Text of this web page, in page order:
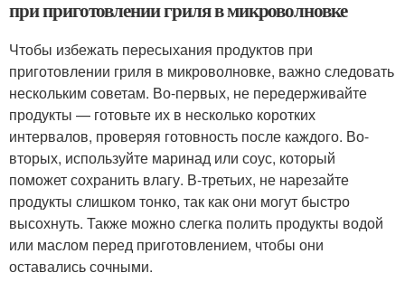
при приготовлении гриля в микроволновке
Чтобы избежать пересыхания продуктов при
приготовлении гриля в микроволновке, важно следовать
нескольким советам. Во-первых, не передерживайте
продукты — готовьте их в несколько коротких
интервалов, проверяя готовность после каждого. Во-
вторых, используйте маринад или соус, который
поможет сохранить влагу. В-третьих, не нарезайте
продукты слишком тонко, так как они могут быстро
высохнуть. Также можно слегка полить продукты водой
или маслом перед приготовлением, чтобы они
оставались сочными.